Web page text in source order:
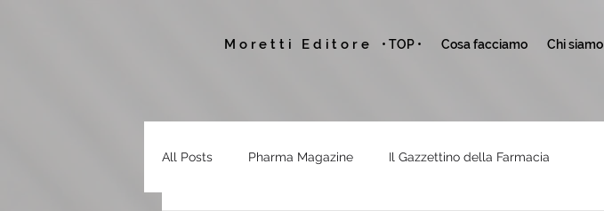
Moretti Editore • TOP • Cosa facciamo Chi siamo
All Posts Pharma Magazine Il Gazzettino della Farmacia